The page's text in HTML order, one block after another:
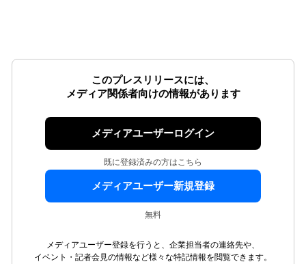
このプレスリリースには、
メディア関係者向けの情報があります
メディアユーザーログイン
既に登録済みの方はこちら
メディアユーザー新規登録
無料
メディアユーザー登録を行うと、企業担当者の連絡先や、
イベント・記者会見の情報など様々な特記情報を閲覧できます。